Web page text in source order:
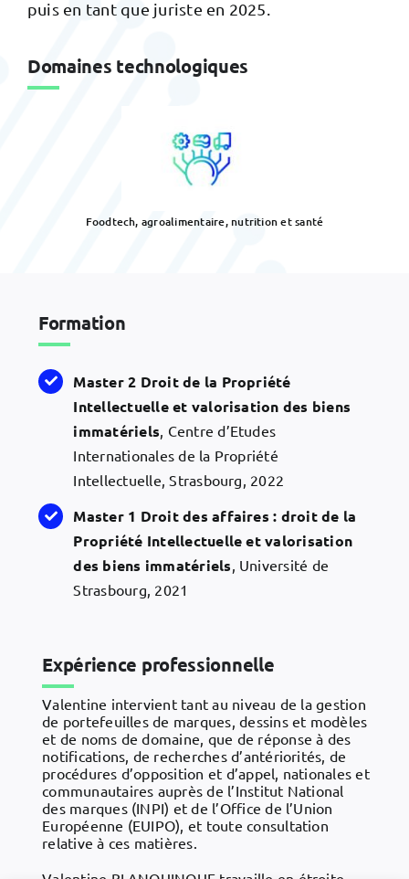
puis en tant que juriste en 2025.
Domaines technologiques
Foodtech, agroalimentaire, nutrition et santé
Formation
Master 2 Droit de la Propriété
Intellectuelle et valorisation des biens
immatériels , Centre d’Etudes
Internationales de la Propriété
Intellectuelle, Strasbourg, 2022
Master 1 Droit des affaires : droit de la
Propriété Intellectuelle et valorisation
des biens immatériels, Université de
Strasbourg, 2021
Expérience professionnelle
Valentine intervient tant au niveau de la gestion
de portefeuilles de marques, dessins et modèles
et de noms de domaine, que de réponse à des
notifications, de recherches d’antériorités, de
procédures d’opposition et d’appel, nationales et
communautaires auprès de l’Institut National
des marques (INPI) et de l’Office de l’Union
Européenne (EUIPO), et toute consultation
relative à ces matières.